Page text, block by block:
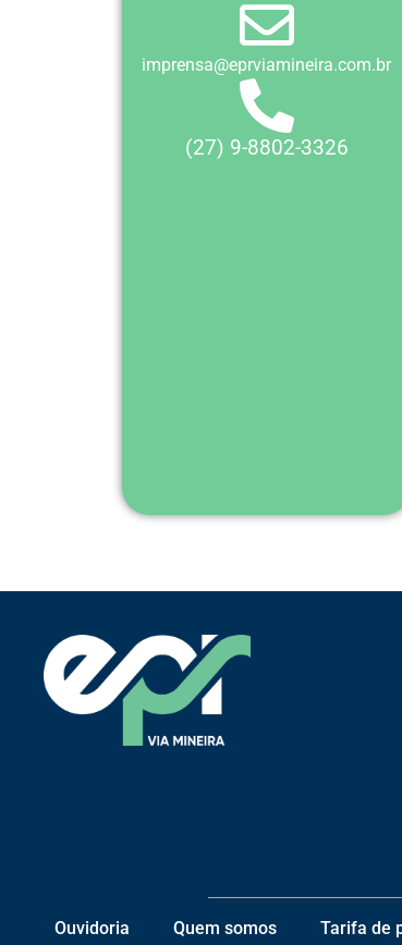
imprensa@eprviamineira.com.br
(27) 9-8802-3326
Ouvidoria Quem somos Tarifa de